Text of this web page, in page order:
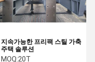
지속가능한 프리팩 스틸 가축
주택 솔루션
MOQ:20T